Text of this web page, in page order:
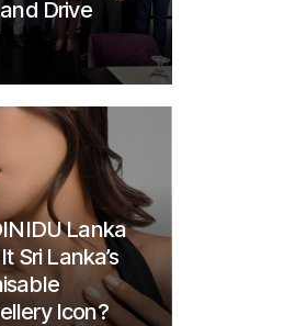
Drive
Lanka
Sri Lanka’s
Icon?